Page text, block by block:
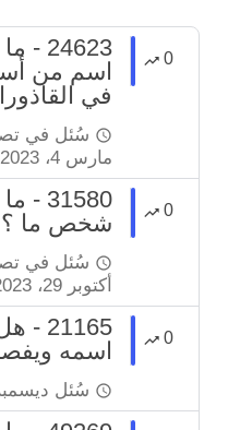
0
اسم من
في
سُئل في
مارس 4، 2023
0
شخص ما ؟
سُئل في
أكتوبر 29، 2023
0
اسمه
سُئل ديسمبر 31،